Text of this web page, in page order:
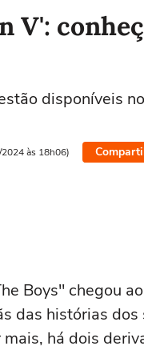
V':
disponíveis
às 18h06)
Boys" chegou
das histórias
há dois